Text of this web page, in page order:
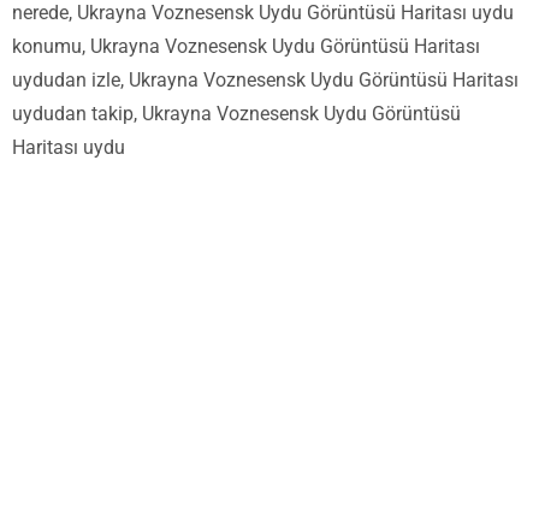
nerede, Ukrayna Voznesensk Uydu Görüntüsü Haritası uydu
konumu, Ukrayna Voznesensk Uydu Görüntüsü Haritası
uydudan izle, Ukrayna Voznesensk Uydu Görüntüsü Haritası
uydudan takip, Ukrayna Voznesensk Uydu Görüntüsü
Haritası uydu